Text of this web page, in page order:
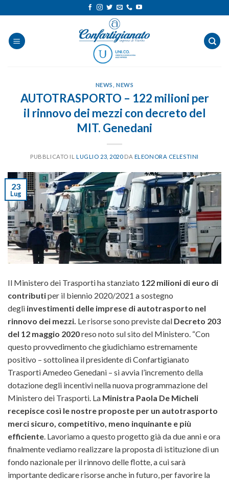
ai
contenuti
NEWS ,NEWS
AUTOTRASPORTO – 122 milioni per
il rinnovo dei mezzi con decreto del
MIT. Genedani
PUBBLICATO ILLUGLIO 23, 2020 DA ELEONORA CELESTINI
23
Lug
Il Ministero dei Trasporti ha stanziato 122 milioni di euro di
contributiper il biennio 2020/2021 a sostegno
degli investimenti delle imprese di autotrasporto nel
rinnovo dei mezzi. Le risorse sono previste dal Decreto 203
del 12 maggio 2020reso noto sul sito del Ministero. “Con
questo provvedimento che giudichiamo estremamente
positivo – sottolinea il presidente di Confartigianato
Trasporti Amedeo Genedani – si avvia l’incremento della
dotazione degli incentivi nella nuova programmazione del
Ministero dei Trasporti. La Ministra Paola De Micheli
recepisce così le nostre proposte per un autotrasporto
merci sicuro, competitivo, meno inquinante e più
efficiente . Lavoriamo a questo progetto già da due anni e ora
finalmente vediamo realizzare la proposta di istituzione di un
fondo nazionale per il rinnovo delle flotte, a cui sarà
importante dedicare risorse anche in futuro, per favorire la